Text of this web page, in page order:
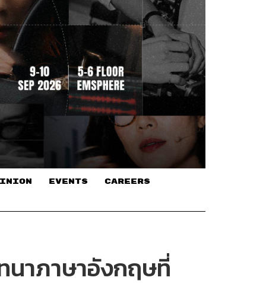
EVENTS CAREERS
าภาษาอังกฤษที่